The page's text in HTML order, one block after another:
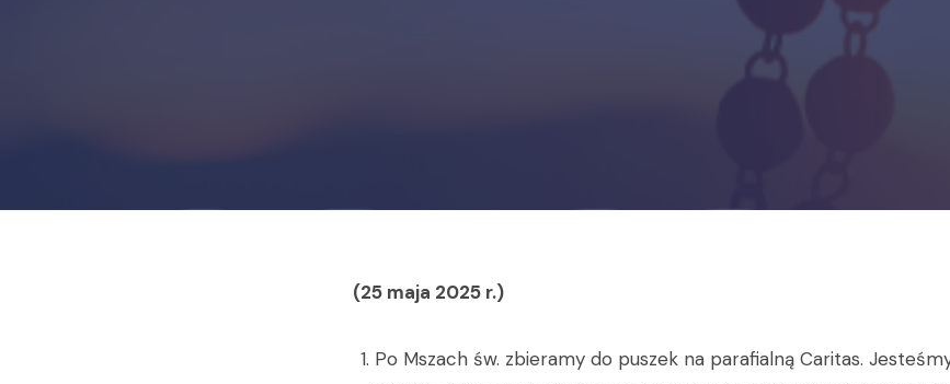
(25 maja 2025 r.)
Po Mszach św. zbieramy do puszek na parafialną Caritas.